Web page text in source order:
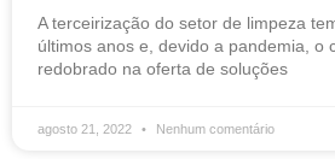
A terceirização do setor de limpeza
últimos anos e, devido a pandemia, o
redobrado na oferta de soluções
agosto 21, 2022 Nenhum comentário